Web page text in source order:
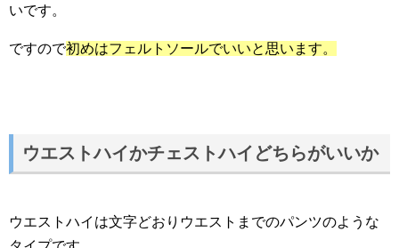
いです。
ですので初めはフェルトソールでいいと思います。
ウエストハイかチェストハイどちらがいいか
ウエストハイは文字どおりウエストまでのパンツのような